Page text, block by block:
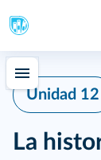
Unidad 12
La